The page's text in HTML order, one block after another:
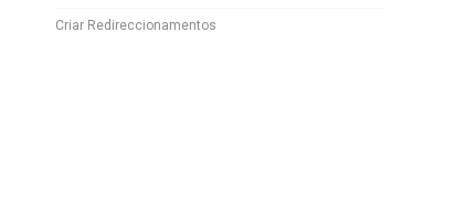
Criar Redireccionamentos